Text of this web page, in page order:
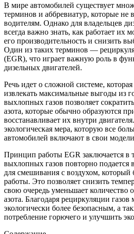
В мире автомобилей существует
терминов и аббревиатур, которые
водителям. Однако для владельцев
всегда важно знать, как работает их
его производительность и снизить
Один из таких терминов —
(EGR), что играет важную роль в
дизельных двигателей.
Речь идет о сложной системе,
извлекать максимальные выгоды из
выхлопных газов позволяет
азота, которые обычно образуются
восстанавливает их внутри
экологическая мера, которую все
автомобилей включают в свои
Принцип работы EGR заключается в
выхлопных газов повторно подается
для смешивания с воздухом, который
работы. Это позволяет снизить
свою очередь уменьшает количество
азота. Благодаря рециркуляции газов
экологически более безопасным, а
потребление горючего и улучшить